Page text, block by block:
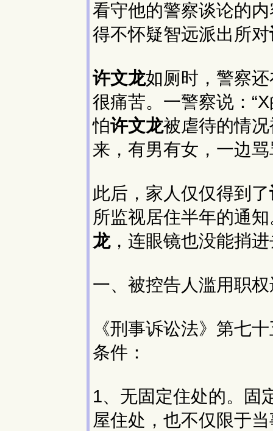
看守他的警察谈论的
得不怀疑智远派出所对
许文龙如厕时，警察
很痛苦。一警察说：
怕许文龙被虐待的情
来，有男有女，一边
此后，家人仅仅得到了
所监视居住半年的通
龙，连眼镜也没能捎
一、被控告人滥用职
《刑事诉讼法》第七
条件：
1、无固定住处的。固
屋住处，也不仅限于